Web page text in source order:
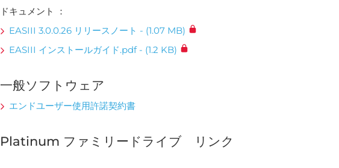
ドキュメント ：
EASIII 3.0.0.26 リリースノート - (1.07 MB)
EASIII インストールガイド.pdf - (1.2 KB)
一般ソフトウェア
エンドユーザー使用許諾契約書
Platinum ファミリードライブ リンク